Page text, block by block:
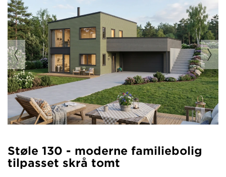
Støle 130 - moderne familiebolig
tilpasset skrå tomt